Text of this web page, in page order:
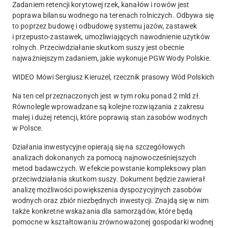
Zadaniem retencji korytowej rzek, kanałów i rowów jest
poprawa bilansu wodnego na terenach rolniczych. Odbywa się
to poprzez budowę i odbudowę systemu jazów, zastawek
i przepusto-zastawek, umożliwiających nawodnienie użytków
rolnych. Przeciwdziałanie skutkom suszy jest obecnie
najważniejszym zadaniem, jakie wykonuje PGW Wody Polskie.
WIDEO Mówi Sergiusz Kieruzel, rzecznik prasowy Wód Polskich
Na ten cel przeznaczonych jest w tym roku ponad 2 mld zł.
Równolegle wprowadzane są kolejne rozwiązania z zakresu
małej i dużej retencji, które poprawią stan zasobów wodnych
w Polsce.
Działania inwestycyjne opierają się na szczegółowych
analizach dokonanych za pomocą najnowocześniejszych
metod badawczych. W efekcie powstanie kompleksowy plan
przeciwdziałania skutkom suszy. Dokument będzie zawierał
analizę możliwości powiększenia dyspozycyjnych zasobów
wodnych oraz zbiór niezbędnych inwestycji. Znajdą się w nim
także konkretne wskazania dla samorządów, które będą
pomocne w kształtowaniu zrównoważonej gospodarki wodnej